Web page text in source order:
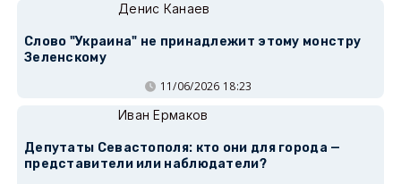
Денис Канаев
Слово "Украина" не принадлежит этому монстру
Зеленскому
11/06/2026 18:23
Иван Ермаков
Депутаты Севастополя: кто они для города —
представители или наблюдатели?